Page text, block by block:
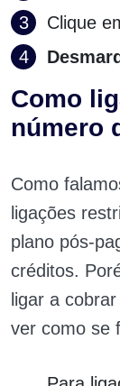
Clique
Como
número
Como
ligações
plano pós-
créditos.
ligar a
ver como se